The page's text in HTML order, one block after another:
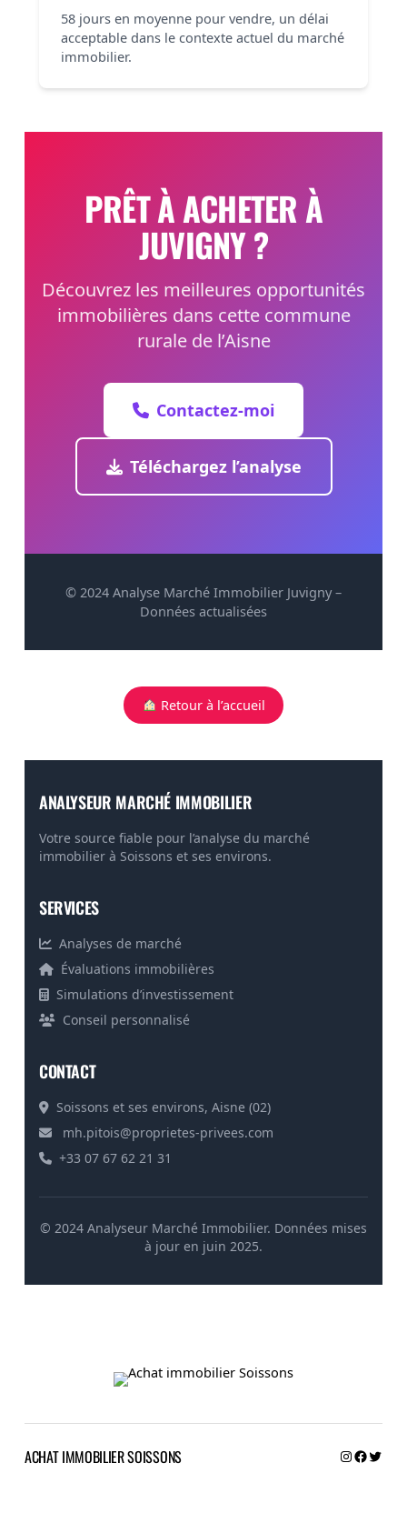
58 jours en moyenne pour vendre, un délai
acceptable dans le contexte actuel du marché
immobilier.
PRÊT À ACHETER À
JUVIGNY ?
Découvrez les meilleures opportunités
immobilières dans cette commune
rurale de l’Aisne
Contactez-moi
Téléchargez l’analyse
© 2024 Analyse Marché Immobilier Juvigny –
Données actualisées
Retour à l’accueil
ANALYSEUR MARCHÉ IMMOBILIER
Votre source fiable pour l’analyse du marché
immobilier à Soissons et ses environs.
SERVICES
Analyses de marché
Évaluations immobilières
Simulations d’investissement
Conseil personnalisé
CONTACT
Soissons et ses environs, Aisne (02)
mh.pitois@proprietes-privees.com
+33 07 67 62 21 31
© 2024 Analyseur Marché Immobilier. Données mises
à jour en juin 2025.
ACHAT IMMOBILIER SOISSONS